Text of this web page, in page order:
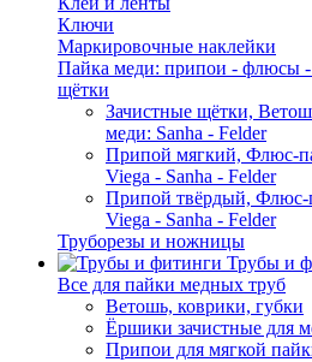
Ключи
Маркировочные наклейки
Пайка меди: припои - флюсы -
щётки
Зачистные щётки,
меди: Sanha - Felder
Припой мягкий, Флюс-
Viega - Sanha - Felder
Припой твёрдый, Флюс-
Viega - Sanha - Felder
Труборезы и ножницы
Трубы и
Все для пайки медных труб
Ветошь, коврики, губки
Ёршики зачистные для
Припои для мягкой